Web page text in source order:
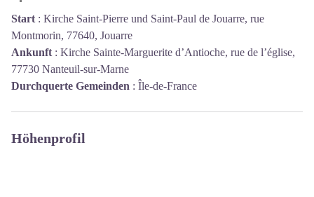
Start : Kirche Saint-Pierre und Saint-Paul de Jouarre, rue
Montmorin, 77640, Jouarre
Ankunft : Kirche Sainte-Marguerite d’Antioche, rue de l’église,
77730 Nanteuil-sur-Marne
Durchquerte Gemeinden : Île-de-France
Höhenprofil